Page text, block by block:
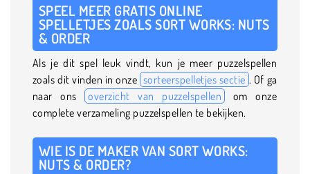
SPEEL MEER GRATIS ONLINE
SPELLETJES ZOALS SORT WORKS: NUTS
& ORDER
Als je dit spel leuk vindt, kun je meer puzzelspellen
zoals dit vinden in onze sorteerspelletjes sectie . Of ga
naar ons overzicht van puzzelspellen
om onze
complete verzameling puzzelspellen te bekijken.
WIE IS DE MAKER VAN SORT WORKS:
NUTS & ORDER?